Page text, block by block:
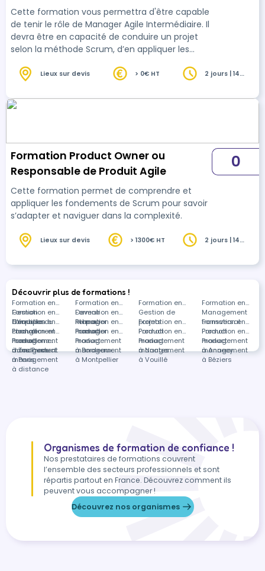
Scrum.org
Cette formation vous permettra d'être capable
de tenir le rôle de Manager Agile Intermédiaire. Il
devra être en capacité de conduire un projet
selon la méthode Scrum, d’en appliquer les
fédérer les parties prenantes et d’assurer
Le module permettra au stagiaire de se
préparer et de passer la certification Agile
Lieux sur devis > 0€ HT
2 jours | 14
Formation Product Owner ou
Responsable de Produit Agile
Cette formation permet de comprendre et
appliquer les fondements de Scrum pour savoir
s’adapter et naviguer dans la complexité.
0
Lieux sur devis > 1300€ HT
2 jours | 14
Découvrir plus de formations !
Formation en
Gestion
d'équipes
Formation en
Devenir
manager
Formation en
Gestion de
projets
Formation en
Management
transversal
Formation en
Conduite du
changement
Formation en
RH pour
manager
Formation en
Product
management
à Toulouse
Formation en
Product
management
à Bordeaux
Formation en
Product
management
à Nantes
Formation en
Product
management
à Annecy
Formation en
Product
management
à Paris
Formation en
Product
management
à Montpellier
Formation en
Product
management
à Vouillé
Formation en
Product
management
à Béziers
Formations
dans Product
management
à distance
Organismes de formation de confiance !
Nos prestataires de formations couvrent
l’ensemble des secteurs professionnels et sont
répartis partout en France. Découvrez comment ils
peuvent vous accompagner !
Découvrez nos organismes